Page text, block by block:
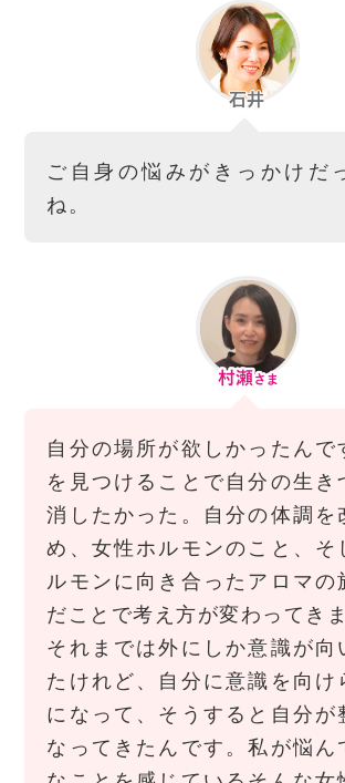
ご自身の悩みがきっかけだ
ね。
自分の場所が欲しかったんで
を見つけることで自分の生き
消したかった。自分の体調を
め、女性ホルモンのこと、そ
ルモンに向き合ったアロマの
だことで考え方が変わってきま
それまでは外にしか意識が向
たけれど、自分に意識を向け
になって、そうすると自分が
なってきたんです。私が悩ん